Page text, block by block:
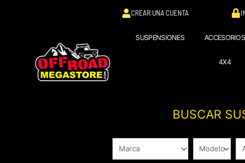
CREAR UNA CUENTA
SUSPENSIONES ACCESORIOS
4X4
BUSCAR